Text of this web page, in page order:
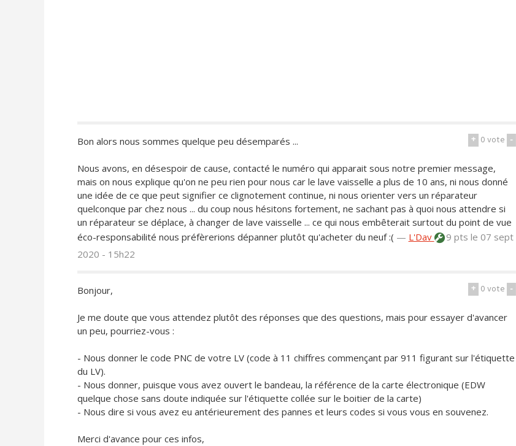
+ 0vote -
Bon alors nous sommes quelque peu désemparés ...
Nous avons, en désespoir de cause, contacté le numéro qui apparait sous notre premier message,
mais on nous explique qu'on ne peu rien pour nous car le lave vaisselle a plus de 10 ans, ni nous donné
une idée de ce que peut signifier ce clignotement continue, ni nous orienter vers un réparateur
quelconque par chez nous ... du coup nous hésitons fortement, ne sachant pas à quoi nous attendre si
un réparateur se déplace, à changer de lave vaisselle ... ce qui nous embêterait surtout du point de vue
éco-responsabilité nous préfèrerions dépanner plutôt qu'acheter du neuf :( — L'Dav 9 pts le 07 sept
2020 - 15h22
+ 0vote -
Bonjour,
Je me doute que vous attendez plutôt des réponses que des questions, mais pour essayer d'avancer
un peu, pourriez-vous :
- Nous donner le code PNC de votre LV (code à 11 chiffres commençant par 911 figurant sur l'étiquette
du LV).
- Nous donner, puisque vous avez ouvert le bandeau, la référence de la carte électronique (EDW
quelque chose sans doute indiquée sur l'étiquette collée sur le boitier de la carte)
- Nous dire si vous avez eu antérieurement des pannes et leurs codes si vous vous en souvenez.
Merci d'avance pour ces infos,